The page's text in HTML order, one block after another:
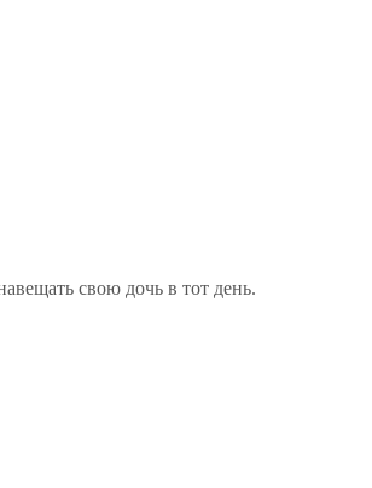
свою дочь в тот день.